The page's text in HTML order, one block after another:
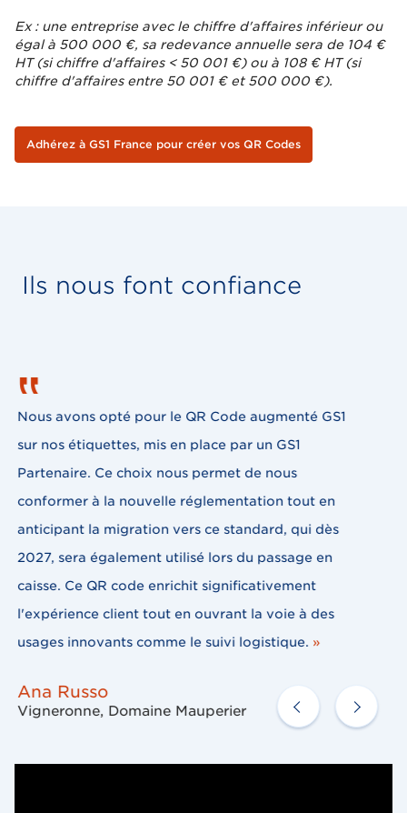
Ex : une entreprise avec le chiffre d'affaires inférieur ou
égal à 500 000 €, sa redevance annuelle sera de 104 €
HT (si chiffre d'affaires < 50 001 €) ou à 108 € HT (si
chiffre d'affaires entre 50 001 € et 500 000 €).
Adhérez à GS1 France pour créer vos QR Codes
Ils nous font confiance
‟
CodeOnline nous permet de générer des codes-
barres et des QR Codes augmentés GS1 avec
l'information réglementaire digitalisée. C'est un
service deux en un qui nous fait gagner du temps
au quotidien !»
Vignoble Pépin